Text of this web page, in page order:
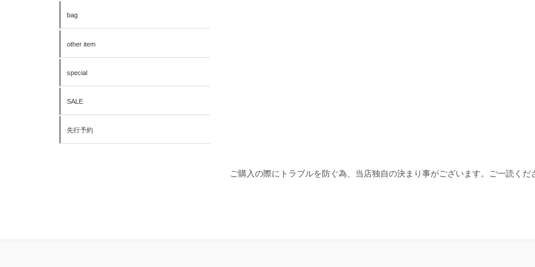
bag
other item
special
SALE
先行予約
ご購入の際にトラブルを防ぐ為、当店独自の決まり事がございます。ご一読くだ